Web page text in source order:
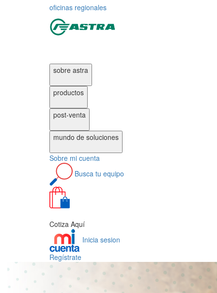
oficinas regionales
sobre astra
productos
post-venta
mundo de soluciones
Sobre mi cuenta
Busca tu equipo
Cotiza Aquí
Inicia sesion
Regístrate